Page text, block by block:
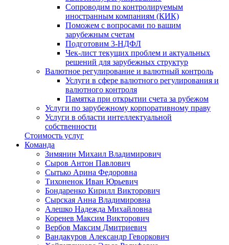
Сопроводим по контролируемым
иностранным компаниям (КИК)
Поможем с вопросами по вашим
зарубежным счетам
Подготовим 3-НДФЛ
Чек-лист текущих проблем и актуальных
решений для зарубежных структур
Валютное регулирование и валютный контроль
Услуги в сфере валютного регулирования и
валютного контроля
Памятка при открытии счета за рубежом
Услуги по зарубежному корпоративному праву
Услуги в области интеллектуальной
собственности
Стоимость услуг
Команда
Зимянин Михаил Владимирович
Сыров Антон Павлович
Сытько Арина Федоровна
Тихоненок Иван Юрьевич
Бондаренко Кирилл Викторович
Сырская Анна Владимировна
Алешко Надежда Михайловна
Коренев Максим Викторович
Вербов Максим Дмитриевич
Вандакуров Александр Геворкович